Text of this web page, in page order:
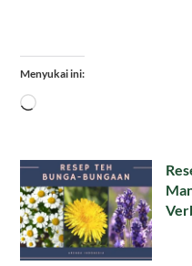
Menyukai ini:
Memuat...